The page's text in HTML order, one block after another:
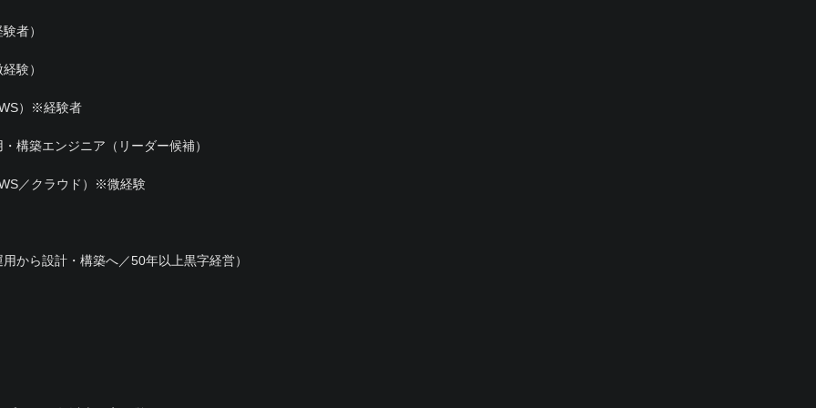
者）
験）
）※経験者
構築エンジニア（リーダー候補）
／クラウド）※微経験
から設計・構築へ／50年以上黒字経営）